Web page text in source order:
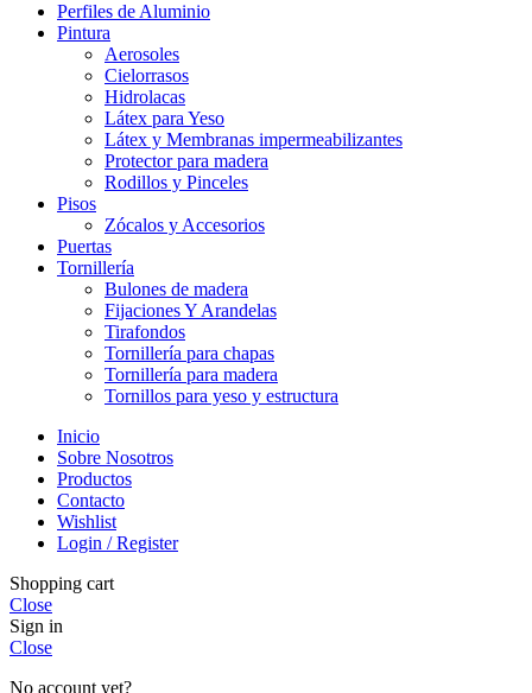
Perfiles de Aluminio
Pintura
Aerosoles
Cielorrasos
Hidrolacas
Látex para Yeso
Látex y Membranas impermeabilizantes
Protector para madera
Rodillos y Pinceles
Pisos
Zócalos y Accesorios
Puertas
Tornillería
Bulones de madera
Fijaciones Y Arandelas
Tirafondos
Tornillería para chapas
Tornillería para madera
Tornillos para yeso y estructura
Inicio
Sobre Nosotros
Productos
Contacto
Wishlist
Login / Register
Shopping cart
Close
Sign in
Close
No account yet?